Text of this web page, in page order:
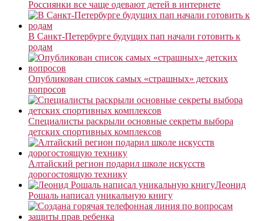
Россиянки все чаще одевают детей в интернете
В Санкт-Петербурге будущих пап начали готовить к
родам
Опубликован список самых «страшных» детских
вопросов
Специалисты раскрыли основные секреты выбора
детских спортивных комплексов
Алтайский регион подарил школе искусств
дорогостоящую технику
Леонид
Рошаль написал уникальную книгу